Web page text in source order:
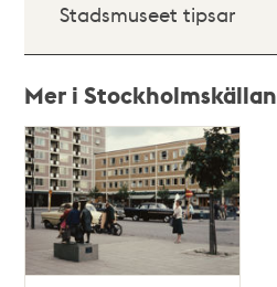
Stadsmuseet tipsar
Mer i Stockholmskällan
Relaterade
poster
och
teman